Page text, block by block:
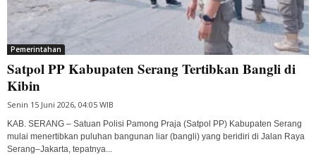
Pemerintahan
Satpol PP Kabupaten Serang Tertibkan Bangli di
Kibin
Senin 15 Juni 2026, 04:05 WIB
KAB. SERANG – Satuan Polisi Pamong Praja (Satpol PP) Kabupaten Serang
mulai menertibkan puluhan bangunan liar (bangli) yang beridiri di Jalan Raya
Serang–Jakarta, tepatnya...